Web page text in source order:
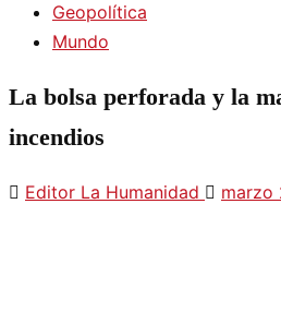
Geopolítica
Mundo
La bolsa perforada y la
incendios
Editor La Humanidad marzo